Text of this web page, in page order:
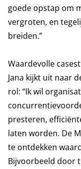
goede opstap om
vergroten, en
breiden.”
Waardevolle
Jana kijkt uit naar
rol: “Ik wil
presteren,
laten worden. De
te ontdekken
Bijvoorbeeld door